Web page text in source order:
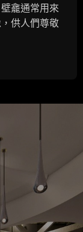
龕通常用來
供人們尊敬